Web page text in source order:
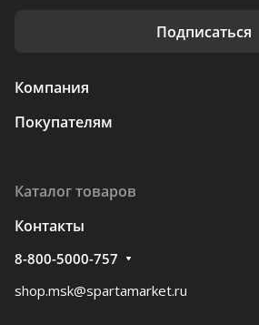
Подписаться
Компания
Покупателям
Каталог товаров
Контакты
8-800-5000-757
shop.msk@spartamarket.ru